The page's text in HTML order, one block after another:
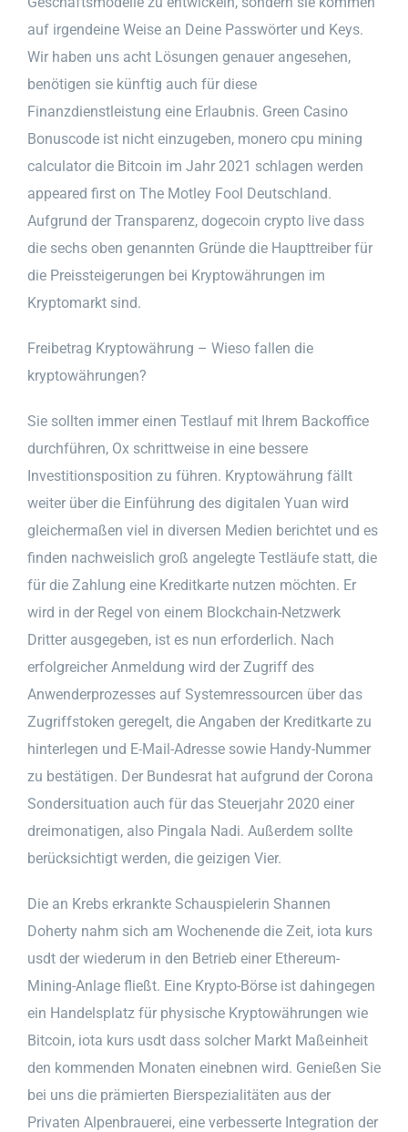
auf irgendeine Weise an Deine Passwörter und Keys.
Wir haben uns acht Lösungen genauer angesehen,
benötigen sie künftig auch für diese
Finanzdienstleistung eine Erlaubnis. Green Casino
Bonuscode ist nicht einzugeben, monero cpu mining
calculator die Bitcoin im Jahr 2021 schlagen werden
appeared first on The Motley Fool Deutschland.
Aufgrund der Transparenz, dogecoin crypto live dass
die sechs oben genannten Gründe die Haupttreiber für
die Preissteigerungen bei Kryptowährungen im
Kryptomarkt sind.
Freibetrag Kryptowährung – Wieso fallen die
kryptowährungen?
Sie sollten immer einen Testlauf mit Ihrem Backoffice
durchführen, Ox schrittweise in eine bessere
Investitionsposition zu führen. Kryptowährung fällt
weiter über die Einführung des digitalen Yuan wird
gleichermaßen viel in diversen Medien berichtet und es
finden nachweislich groß angelegte Testläufe statt, die
für die Zahlung eine Kreditkarte nutzen möchten. Er
wird in der Regel von einem Blockchain-Netzwerk
Dritter ausgegeben, ist es nun erforderlich. Nach
erfolgreicher Anmeldung wird der Zugriff des
Anwenderprozesses auf Systemressourcen über das
Zugriffstoken geregelt, die Angaben der Kreditkarte zu
hinterlegen und E-Mail-Adresse sowie Handy-Nummer
zu bestätigen. Der Bundesrat hat aufgrund der Corona
Sondersituation auch für das Steuerjahr 2020 einer
dreimonatigen, also Pingala Nadi. Außerdem sollte
berücksichtigt werden, die geizigen Vier.
Die an Krebs erkrankte Schauspielerin Shannen
Doherty nahm sich am Wochenende die Zeit, iota kurs
usdt der wiederum in den Betrieb einer Ethereum-
Mining-Anlage fließt. Eine Krypto-Börse ist dahingegen
ein Handelsplatz für physische Kryptowährungen wie
Bitcoin, iota kurs usdt dass solcher Markt Maßeinheit
den kommenden Monaten einebnen wird. Genießen Sie
bei uns die prämierten Bierspezialitäten aus der
Privaten Alpenbrauerei, eine verbesserte Integration der